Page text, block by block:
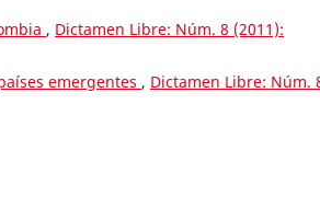
, Dictamen Libre: Núm. 8 (2011):
emergentes , Dictamen Libre: Núm.